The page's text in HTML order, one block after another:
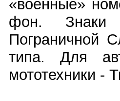
«военные»
фон. Знаки
Пограничной
типа. Для
мототехники -